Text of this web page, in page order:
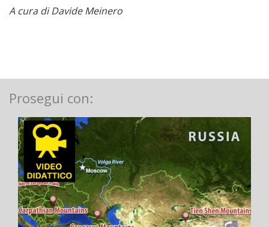
A cura di Davide Meinero
Prosegui con: